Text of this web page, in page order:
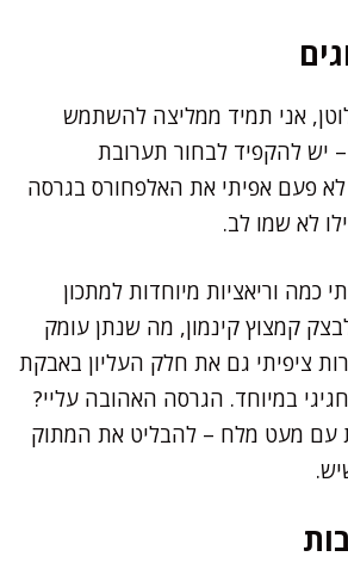
אני תמיד ממליצה להשתמש
יש להקפיד לבחור תערובת
פעם אפיתי את האלפחורס בגרסה
לא שמו לב.
כמה וריאציות מיוחדות למתכון
קמצוץ קינמון, מה שנתן עומק
ציפיתי גם את חלק העליון באבקת
במיוחד. הגרסה האהובה עליי?
עם מעט מלח – להבליט את המתוק